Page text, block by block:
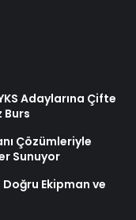
Adaylarına Çifte
Burs
Çözümleriyle
Sunuyor
Ekipman ve